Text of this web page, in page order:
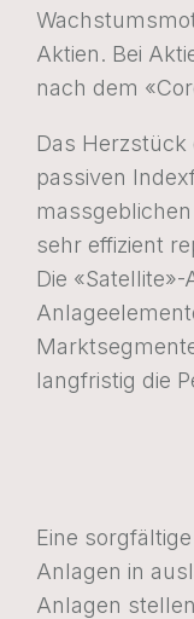
Aktien. Bei
nach dem
Das Herzstück
passiven
sehr effizient
Die
langfristig die
Eine
Anlagen in
Anlagen